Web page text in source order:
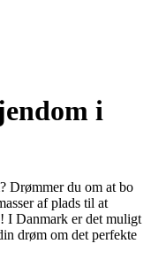
i
Drømmer du om at bo
af plads til at
I Danmark er det muligt
drøm om det perfekte